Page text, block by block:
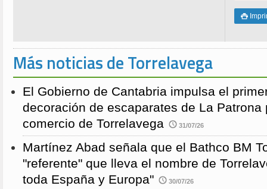

Más noticias de Torrelavega
El Gobierno de Cantabria impulsa el
decoración de escaparates de La Patrona
comercio de Torrelavega
31/07/26
Martínez Abad señala que el Bathco BM
"referente" que lleva el nombre de
toda España y Europa"
30/07/26